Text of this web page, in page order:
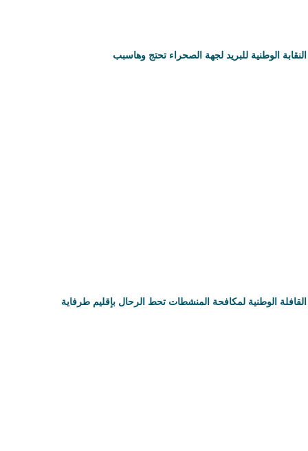
النقابة الوطنية للبريد لجهة الصحراء تحتج وهاسبب
القافلة الوطنية لمكافحة المنشطات تحط الرحال بإقليم طرفاية